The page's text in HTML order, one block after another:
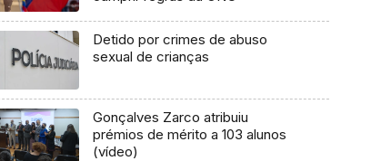
Detido por crimes de abuso
sexual de crianças
Gonçalves Zarco atribuiu
prémios de mérito a 103 alunos
(vídeo)